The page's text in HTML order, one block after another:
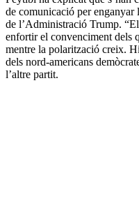
de comunicació per
de l’Administració Trump.
enfortir el convenciment dels
mentre la polarització creix.
dels nord-americans
l’altre partit.